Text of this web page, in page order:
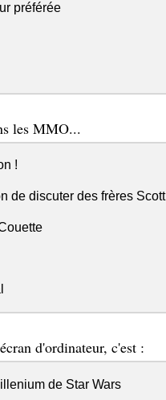
préférée
les MMO...
!
de discuter des frères Scott
d'ordinateur, c'est :
de Star Wars